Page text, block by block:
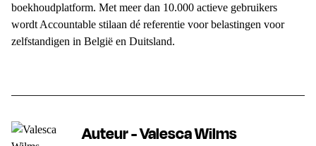
boekhoudplatform. Met meer dan 10.000 actieve gebruikers
wordt Accountable stilaan dé referentie voor belastingen voor
zelfstandigen in België en Duitsland.
Auteur - Valesca Wilms